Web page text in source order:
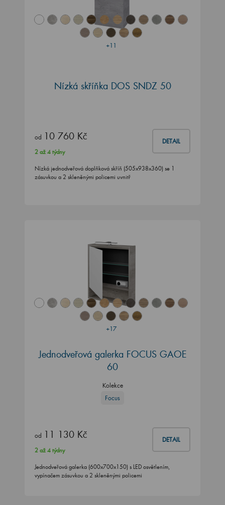
+11
Nízká skříňka DOS SNDZ 50
od 10 760 Kč DETAIL
2 až 4 týdny
Nízká jednodveřová doplňková skříň (505x938x360) se 1
zásuvkou a 2 skleněnými policemi uvnitř
+17
Jednodveřová galerka FOCUS GAOE
60
Kolekce
Focus
od 11 130 Kč DETAIL
2 až 4 týdny
Jednodveřová galerka (600x700x150) s LED osvětlením,
vypínačem zásuvkou a 2 skleněnými policemi